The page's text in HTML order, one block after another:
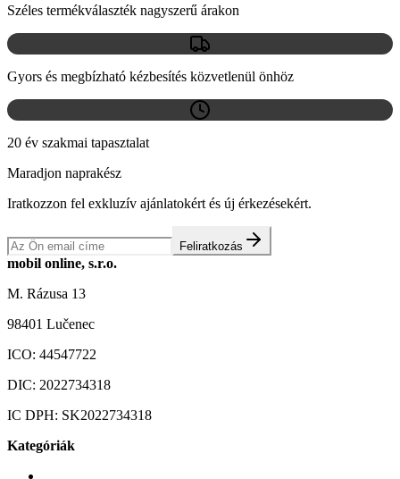
Széles termékválaszték nagyszerű árakon
Gyors és megbízható kézbesítés közvetlenül önhöz
20 év szakmai tapasztalat
Maradjon naprakész
Iratkozzon fel exkluzív ajánlatokért és új érkezésekért.
Feliratkozás
mobil online, s.r.o.
M. Rázusa 13
98401 Lučenec
ICO: 44547722
DIC: 2022734318
IC DPH: SK2022734318
Kategóriák